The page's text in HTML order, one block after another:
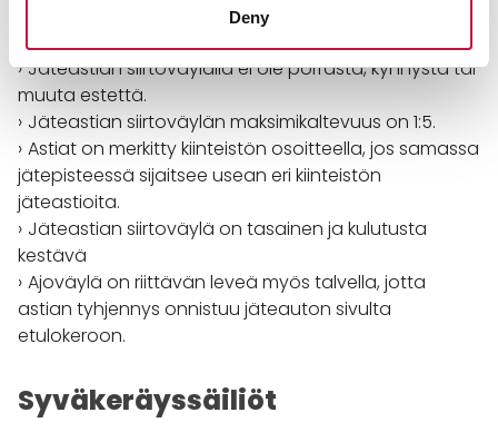
Deny
Jäteauto pääsee vähintään 10 metrin päähän
jätepisteestä.
Jäteastian siirtoväylällä ei ole porrasta, kynnystä tai
muuta estettä.
Jäteastian siirtoväylän maksimikaltevuus on 1:5.
Astiat on merkitty kiinteistön osoitteella, jos samassa
jätepisteessä sijaitsee usean eri kiinteistön
jäteastioita.
Jäteastian siirtoväylä on tasainen ja kulutusta
kestävä
Ajoväylä on riittävän leveä myös talvella, jotta
astian tyhjennys onnistuu jäteauton sivulta
etulokeroon.
Syväkeräyssäiliöt